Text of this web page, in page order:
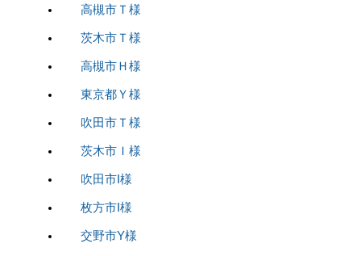
高槻市Ｔ様
茨木市Ｔ様
高槻市Ｈ様
東京都Ｙ様
吹田市Ｔ様
茨木市Ｉ様
吹田市I様
枚方市I様
交野市Y様